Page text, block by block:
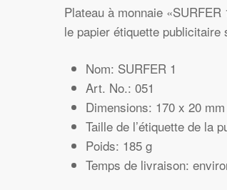
Plateau à monnaie
le papier étiquette
Nom: SURFER 1
Art. No.: 051
Dimensions: 170 x 20 mm
Taille de l’étiquette de la
Poids: 185 g
Temps de livraison: